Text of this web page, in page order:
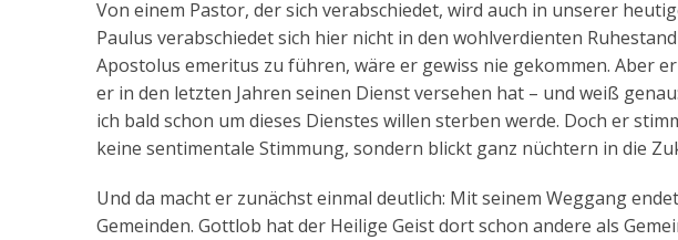
Von einem Pastor, der sich verabschiedet, wird auch in unserer
Paulus verabschiedet sich hier nicht in den wohlverdienten
Apostolus emeritus zu führen, wäre er gewiss nie gekommen. Aber
er in den letzten Jahren seinen Dienst versehen hat – und weiß
ich bald schon um dieses Dienstes willen sterben werde. Doch er
keine sentimentale Stimmung, sondern blickt ganz nüchtern in die
Und da macht er zunächst einmal deutlich: Mit seinem Weggang
Gemeinden. Gottlob hat der Heilige Geist dort schon andere als